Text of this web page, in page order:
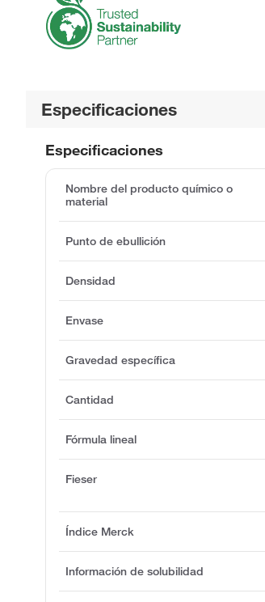
Especificaciones
Especificaciones
Nombre del producto químico o
material
Punto de ebullición
Densidad
Envase
Gravedad específica
Cantidad
Fórmula lineal
Fieser
Índice Merck
Información de solubilidad